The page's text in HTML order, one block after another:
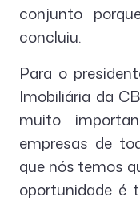
conjunto
concluiu.
Para o
Imobiliária da
muito
empresas de
que nós temos
oportunidade é